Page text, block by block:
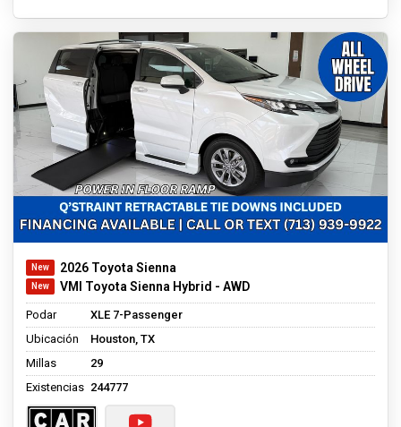
2026 Toyota Sienna
VMI Toyota Sienna Hybrid - AWD
Podar
XLE 7-Passenger
Ubicación
Houston, TX
Millas
29
Existencias 244777